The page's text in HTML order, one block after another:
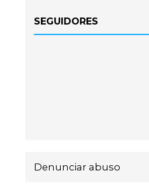
SEGUIDORES
Denunciar abuso